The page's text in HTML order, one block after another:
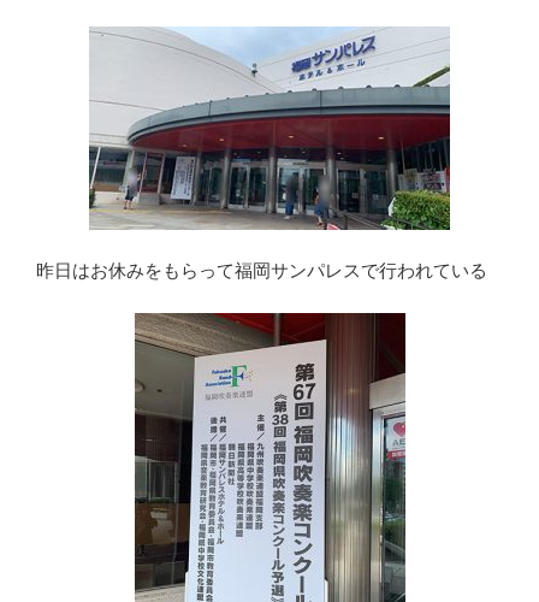
昨日はお休みをもらって福岡サンパレスで行われている